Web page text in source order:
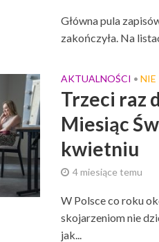
Główna pula
zakończyła. Na
AKTUALNOŚCI • NIE
Trzeci raz
Miesiąc
kwietniu
4 miesiące temu
W Polsce co roku
skojarzeniom nie
jak...